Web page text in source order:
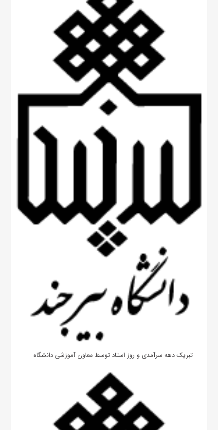
تبریک دهه سرآمدی و روز استاد توسط معاون آموزشی دانشگاه